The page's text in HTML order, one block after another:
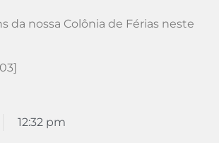
da nossa Colônia de Férias neste
12:32 pm